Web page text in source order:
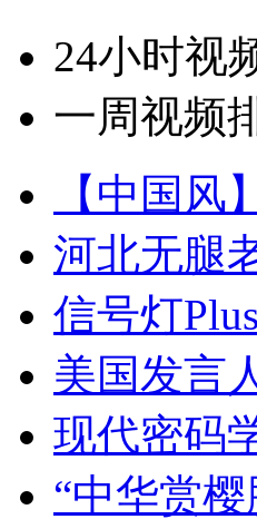
24小时视
一周视频
【中国
河北无腿
信号灯
美国发言
现代密码
“中华赏